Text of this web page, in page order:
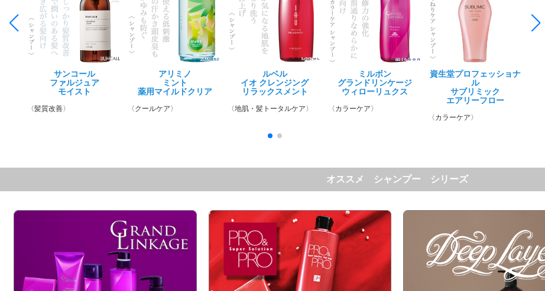
サンコール
ファルジュア
モイスト
〈髪質改善〉
アリミノ
ミント
薬用マイルドクリア
〈クールケア〉
ルベル
イオ クレンジング
リラックスメント
〈地肌・髪トータルケア〉
ミルボン
グランドリンケージ
ウィローリュクス
〈カラーケア〉
資生堂プロフェッショナ
ル
サブリミック
エアリーフロー
〈カラーケア〉
資
ル
〈地肌髪トータルケア〉
ヘアシーズンズ
マスク
資生堂プロフェッショナ
サブリミック
資生堂プロフェッショナ
サブリミック
アクアインテンシブ マス
ハホニコ
オススメ シャンプー シリーズ